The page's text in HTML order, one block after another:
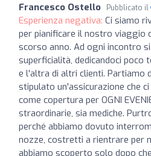
Francesco Ostello Pubblicato il
Esperienza negativa: Ci siamo
per pianificare il nostro viaggio
scorso anno. Ad ogni incontro
superficialità, dedicandoci poco
e l'altra di altri clienti. Partiamo
stipulato un'assicurazione che
come copertura per OGNI
straordinarie, sia mediche.
perché abbiamo dovuto
nozze, costretti a rientrare per
abbiamo scoperto solo dopo